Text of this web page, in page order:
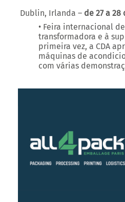
primeira vez, a CDA
máquinas de
com várias